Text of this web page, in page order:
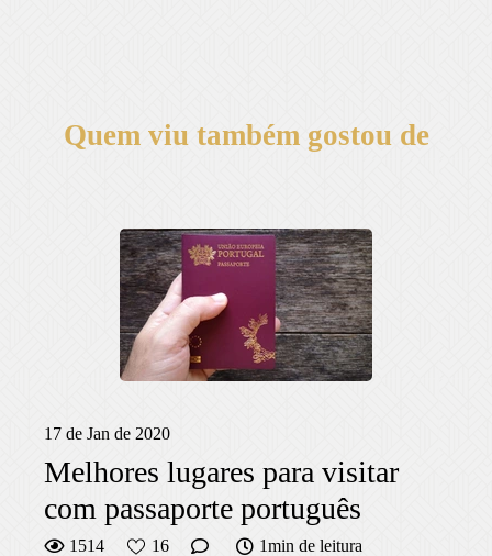
Quem viu também gostou de
17 de Jan de 2020
Melhores lugares para visitar
com passaporte português
1514 16 1min de leitura